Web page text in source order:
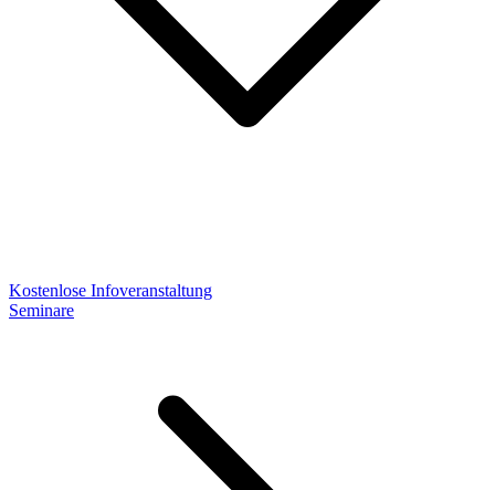
Kostenlose Infoveranstaltung
Seminare